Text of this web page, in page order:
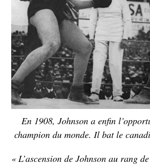
En 1908, Johnson a enfin
champion du monde. Il bat le
« L’ascension de Johnson au rang